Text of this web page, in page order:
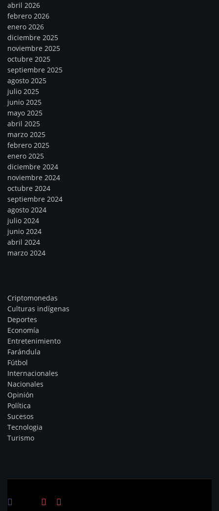
abril 2026
febrero 2026
enero 2026
diciembre 2025
noviembre 2025
octubre 2025
septiembre 2025
agosto 2025
julio 2025
junio 2025
mayo 2025
abril 2025
marzo 2025
febrero 2025
enero 2025
diciembre 2024
noviembre 2024
octubre 2024
septiembre 2024
agosto 2024
julio 2024
junio 2024
abril 2024
marzo 2024
Criptomonedas
Culturas indígenas
Deportes
Economía
Entretenimiento
Farándula
Fútbol
Internacionales
Nacionales
Opinión
Política
Sucesos
Tecnologia
Turismo